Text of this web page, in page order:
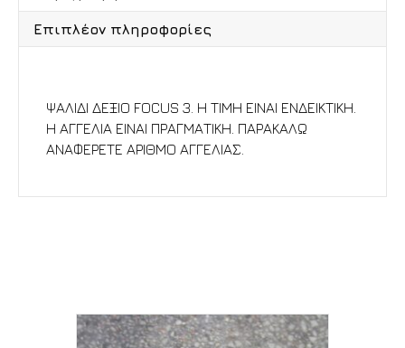
Επιπλέον πληροφορίες
ΨΑΛΙΔΙ ΔΕΞΙΟ FOCUS 3. Η ΤΙΜΗ ΕΙΝΑΙ ΕΝΔΕΙΚΤΙΚΗ.
Η ΑΓΓΕΛΙΑ ΕΙΝΑΙ ΠΡΑΓΜΑΤΙΚΗ. ΠΑΡΑΚΑΛΩ
ΑΝΑΦΕΡΕΤΕ ΑΡΙΘΜΟ ΑΓΓΕΛΙΑΣ.